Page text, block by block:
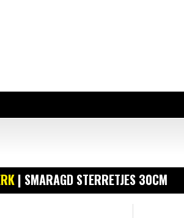
| SMARAGD STERRETJES 30CM